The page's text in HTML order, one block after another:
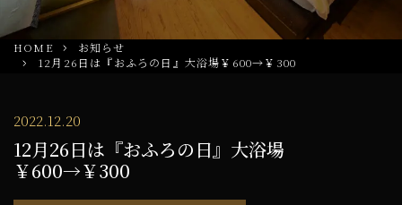
HOME
お知らせ
12月26日は『おふろの日』大浴場￥600→￥300
2022.12.20
12月26日は『おふろの日』大浴場
￥600→￥300